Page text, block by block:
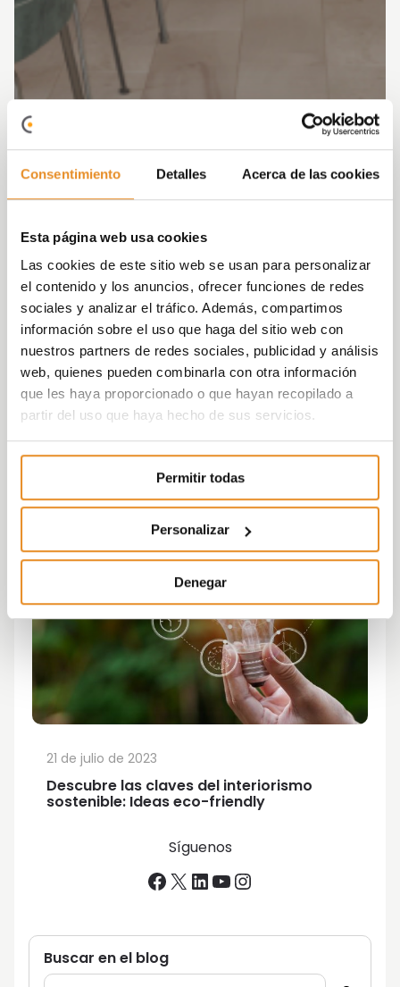
Consentimiento Detalles Acerca de las cookies
Esta página web usa cookies
Las cookies de este sitio web se usan para personalizar
el contenido y los anuncios, ofrecer funciones de redes
sociales y analizar el tráfico. Además, compartimos
información sobre el uso que haga del sitio web con
nuestros partners de redes sociales, publicidad y análisis
web, quienes pueden combinarla con otra información
que les haya proporcionado o que hayan recopilado a
partir del uso que haya hecho de sus servicios.
Permitir todas
Personalizar
Denegar
Descubre las claves del interiorismo
sostenible: Ideas eco-friendly
21 de julio de 2023
Síguenos
Facebook
X LinkedIn
YouTube
Instagram
Buscar en el blog